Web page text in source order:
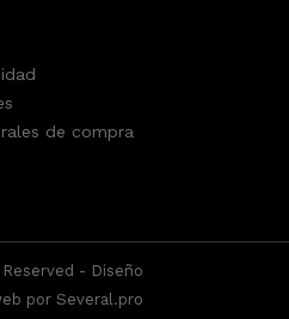
de compra
- Diseño
por Several.pro